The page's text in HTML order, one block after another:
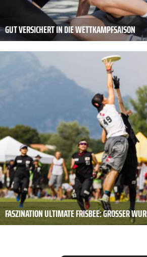
GUT VERSICHERT IN DIE WETTKAMPFSAISON
FASZINATION ULTIMATE FRISBEE: GROSSER WURF